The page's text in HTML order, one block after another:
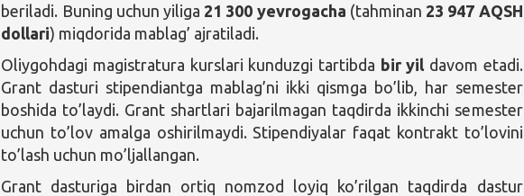
beriladi. Buning uchun yiliga 21 300 yevrogacha (tahminan 23 947 AQSH
dollari) miqdorida mablag’ ajratiladi.
Oliygohdagi magistratura kurslari kunduzgi tartibda bir yil davom etadi.
Grant dasturi stipendiantga mablag’ni ikki qismga bo’lib, har semester
boshida to’laydi. Grant shartlari bajarilmagan taqdirda ikkinchi semester
uchun to’lov amalga oshirilmaydi. Stipendiyalar faqat kontrakt to’lovini
to’lash uchun mo’ljallangan.
Grant dasturiga birdan ortiq nomzod loyiq ko’rilgan taqdirda dastur